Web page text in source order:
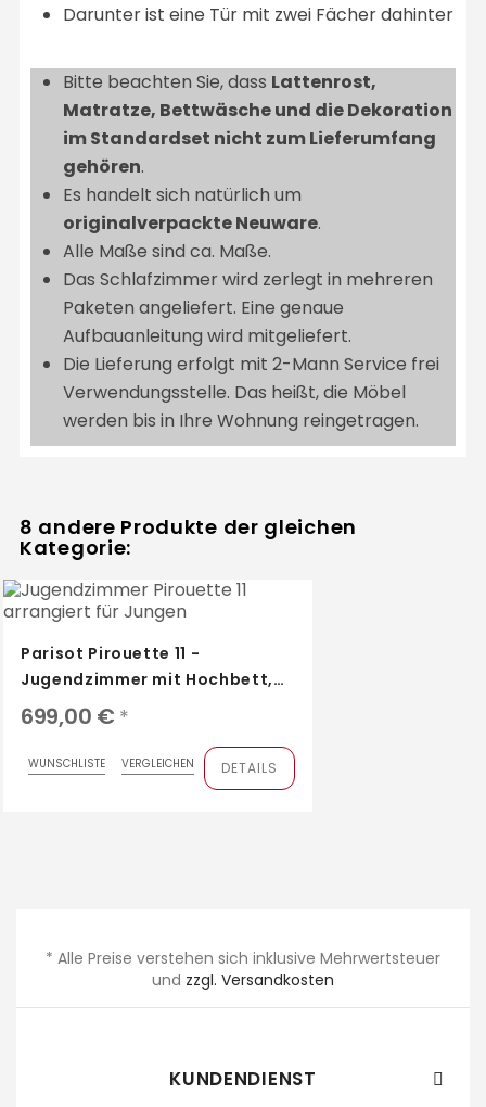
Darunter ist eine Tür mit zwei Fächer dahinter
Bitte beachten Sie, dass Lattenrost,
Matratze, Bettwäsche und die Dekoration
im Standardset nicht zum Lieferumfang
gehören.
Es handelt sich natürlich um
originalverpackte Neuware.
Alle Maße sind ca. Maße.
Das Schlafzimmer wird zerlegt in mehreren
Paketen angeliefert. Eine genaue
Aufbauanleitung wird mitgeliefert.
Die Lieferung erfolgt mit 2-Mann Service frei
Verwendungsstelle. Das heißt, die Möbel
werden bis in Ihre Wohnung reingetragen.
8 andere Produkte der gleichen
Kategorie:
Parisot Pirouette 11 -
Jugendzimmer mit Hochbett,
Schrank, Schreibtisch und...
699,00 € *
WUNSCHLISTE VERGLEICHEN DETAILS
* Alle Preise verstehen sich inklusive Mehrwertsteuer
und zzgl. Versandkosten
KUNDENDIENST 